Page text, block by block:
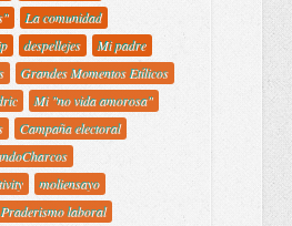
La comunidad
despellejes
Mi padre
Grandes Momentos Etílicos
Mi "no vida amorosa"
Campaña electoral
moliensayo
Praderismo laboral